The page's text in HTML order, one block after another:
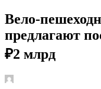
Вело-
предлагают
₽2 млрд